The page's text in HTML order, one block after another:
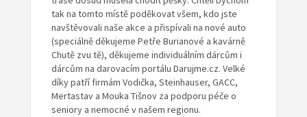
tak na tomto místě poděkovat všem, kdo jste
navštěvovali naše akce a přispívali na nové auto
(speciálně děkujeme Petře Burianové a kavárně
Chutě zvu tě), děkujeme individuálním dárcům i
dárcům na darovacím portálu Darujme.cz. Velké
díky patří firmám Vodička, Steinhauser, GACC,
Mertastav a Mouka Tišnov za podporu péče o
seniory a nemocné v našem regionu.